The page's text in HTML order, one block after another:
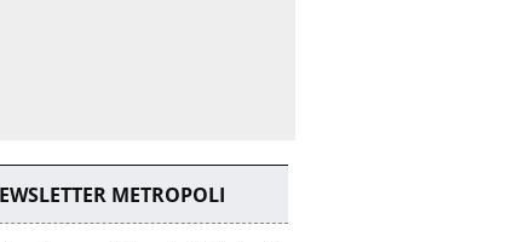
METROPOLI